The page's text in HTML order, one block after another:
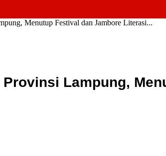
Menutup Festival dan Jambore Literasi...
Lampung,